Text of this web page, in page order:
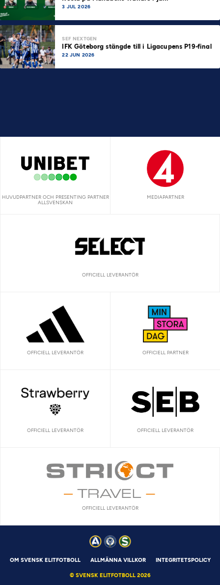
3 JUL 2026
SEF NEXTGEN
IFK Göteborg stängde till i Ligacupens P19-final
22 JUN 2026
HUVUDPARTNER OCH PRESENTING PARTNER
ALLSVENSKAN
MEDIAPARTNER
OFFICIELL LEVERANTÖR
OFFICIELL LEVERANTÖR OFFICIELL PARTNER
OFFICIELL LEVERANTÖR OFFICIELL LEVERANTÖR
OFFICIELL LEVERANTÖR
OM SVENSK ELITFOTBOLL ALLMÄNNA VILLKOR INTEGRITETSPOLICY
© SVENSK ELITFOTBOLL 2026